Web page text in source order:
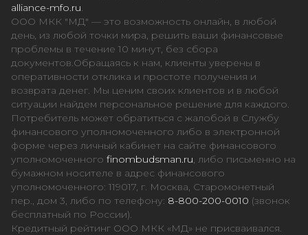
alliance-mfo.ru
ООО МКК "МД" — это возможность онлайн, в любой
день, из любой точки мира, решить ваши финансовые
проблемы в течение 10 минут, без сбора
документов.Обращаясь к нам, клиенты уверены в
оперативности отклика и простоте получения и
возврата денег. Мы ценим своих клиентов и в любой
ситуации найдем персональное решение для каждого.
Потребитель может обратиться с жалобой в Службу
финансового уполномоченного либо в электронной
форме через личный кабинет на сайте финансового
уполномоченного finombudsman.ru , либо письменно на
бумажном носителе в адрес финансового
уполномоченного: 119017, г. Москва, Старомонетный
пер., дом 3, либо по телефону: 8-800-200-0010 (звонок
бесплатный по России).
Кредитный рейтинг ООО МКК «МД» не присваивался.